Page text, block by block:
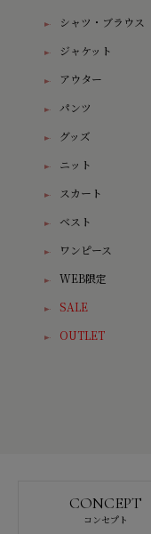
シャツ・ブラウス
ジャケット
アウター
パンツ
グッズ
ニット
スカート
ベスト
ワンピース
WEB限定
SALE
OUTLET
CONCEPT
コンセプト